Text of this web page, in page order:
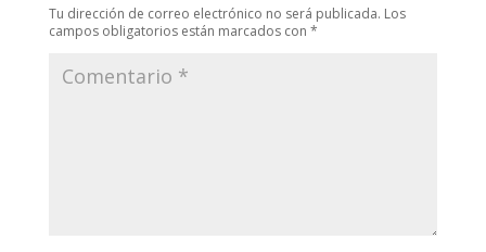
Tu dirección de correo electrónico no será publicada. Los
campos obligatorios están marcados con *